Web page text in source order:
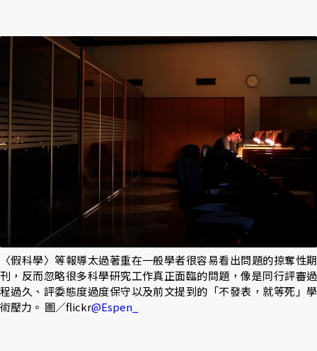
〈假科學〉等報導太過著重在一般學者很容易看出問題的掠奪性期
刊，反而忽略很多科學研究工作真正面臨的問題，像是同行評審過
程過久、評委態度過度保守以及前文提到的「不發表，就等死」學
術壓力。 圖／flickr@Espen_